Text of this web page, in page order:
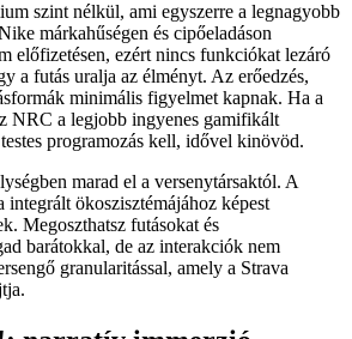
szint nélkül, ami egyszerre a legnagyobb
márkahűségen és cipőeladáson
előfizetésen, ezért nincs funkciókat lezáró
a futás uralja az élményt. Az erőedzés,
minimális figyelmet kapnak. Ha a
NRC a legjobb ingyenes gamifikált
programozás kell, idővel kinövöd.
marad el a versenytársaktól. A
integrált ökoszisztémájához képest
Megoszthatsz futásokat és
barátokkal, de az interakciók nem
granularitással, amely a Strava